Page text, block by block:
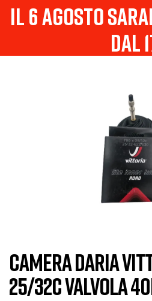
il 6 agosto
dal
CAMERA DARIA
25/32C VALVOLA